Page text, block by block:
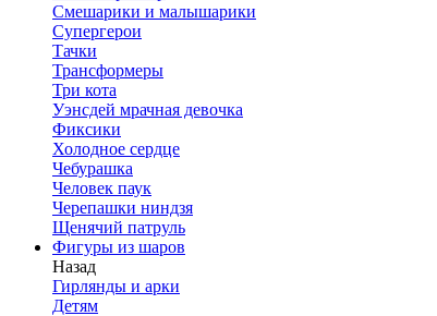
Смешарики и малышарики
Супергерои
Тачки
Трансформеры
Три кота
Уэнсдей мрачная девочка
Фиксики
Холодное сердце
Чебурашка
Человек паук
Черепашки ниндзя
Щенячий патруль
Фигуры из шаров
Назад
Гирлянды и арки
Детям